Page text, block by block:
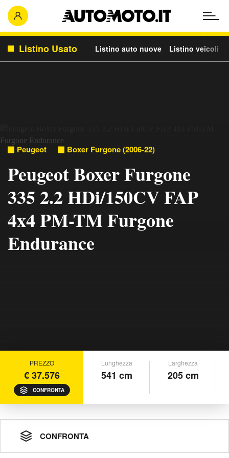
Listino Usato Listino auto nuove Listino veicoli
Peugeot Boxer Furgone (2006-22)
Peugeot Boxer Furgone
335 2.2 HDi/150CV FAP
4x4 PM-TM Furgone
Endurance
PREZZO
€ 37.576
CONFRONTA
Lunghezza
541 cm
Larghezza
205 cm
CONFRONTA